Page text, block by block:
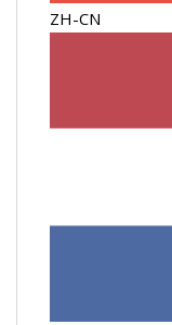
ZH-CN